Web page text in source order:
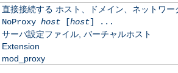
直接接続する ホスト、ドメイン、ネットワー
NoProxy host[host] ...
サーバ設定ファイル, バーチャルホスト
Extension
mod_proxy